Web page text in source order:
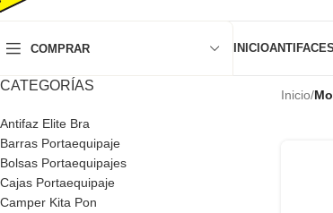
COMPRAR INICIOANTIFACES
CATEGORÍAS
Antifaz Elite Bra
Barras Portaequipaje
Bolsas Portaequipajes
Cajas Portaequipaje
Camper Kita Pon
Inicio/